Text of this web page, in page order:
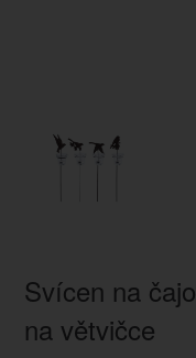
Svícen na
na větvičce